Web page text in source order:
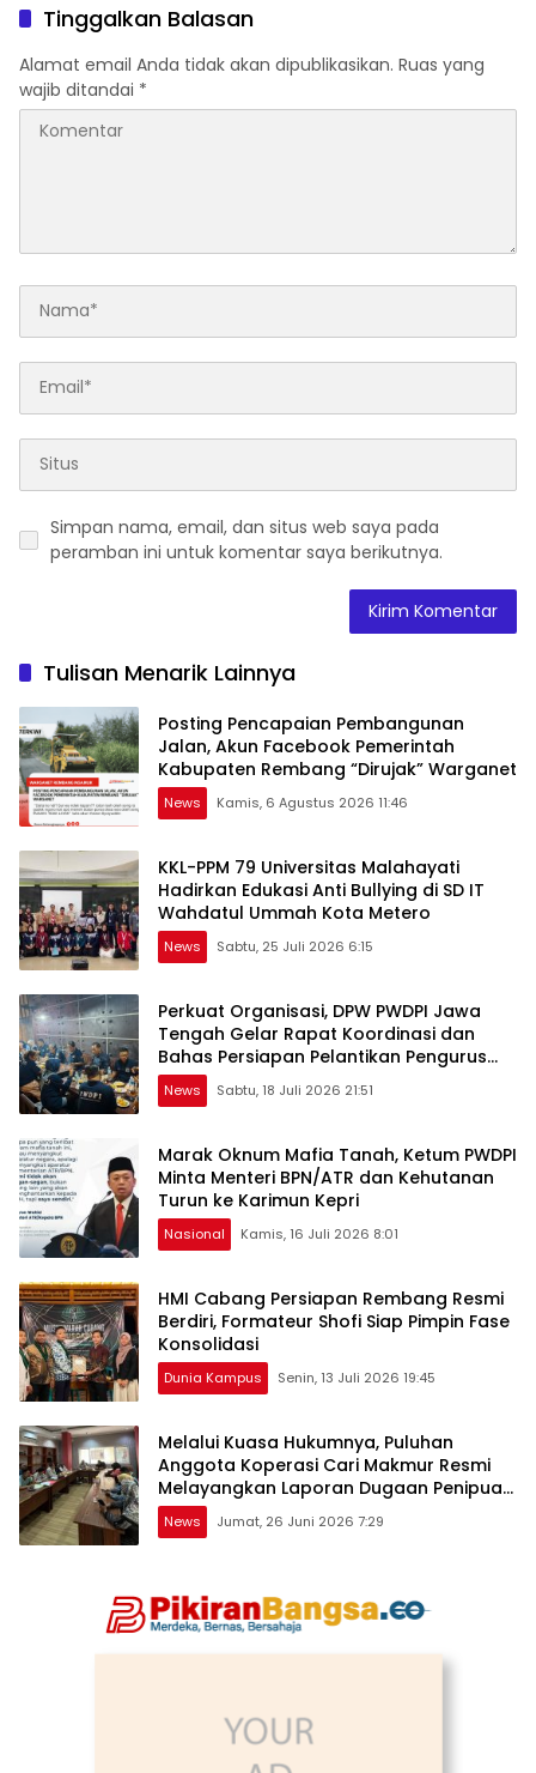
Tinggalkan Balasan
Alamat email Anda tidak akan dipublikasikan. Ruas yang
wajib ditandai *
Simpan nama, email, dan situs web saya pada
peramban ini untuk komentar saya berikutnya.
Tulisan Menarik Lainnya
Posting Pencapaian Pembangunan
Jalan, Akun Facebook Pemerintah
Kabupaten Rembang “Dirujak” Warganet
News Kamis, 6 Agustus 2026 11:46
KKL-PPM 79 Universitas Malahayati
Hadirkan Edukasi Anti Bullying di SD IT
Wahdatul Ummah Kota Metero
News Sabtu, 25 Juli 2026 6:15
Perkuat Organisasi, DPW PWDPI Jawa
Tengah Gelar Rapat Koordinasi dan
Bahas Persiapan Pelantikan Pengurus
Baru
News Sabtu, 18 Juli 2026 21:51
Marak Oknum Mafia Tanah, Ketum PWDPI
Minta Menteri BPN/ATR dan Kehutanan
Turun ke Karimun Kepri
Nasional Kamis, 16 Juli 2026 8:01
HMI Cabang Persiapan Rembang Resmi
Berdiri, Formateur Shofi Siap Pimpin Fase
Konsolidasi
Dunia Kampus Senin, 13 Juli 2026 19:45
Melalui Kuasa Hukumnya, Puluhan
Anggota Koperasi Cari Makmur Resmi
Melayangkan Laporan Dugaan Penipuan,
Penggelapan, & TPPU
News Jumat, 26 Juni 2026 7:29